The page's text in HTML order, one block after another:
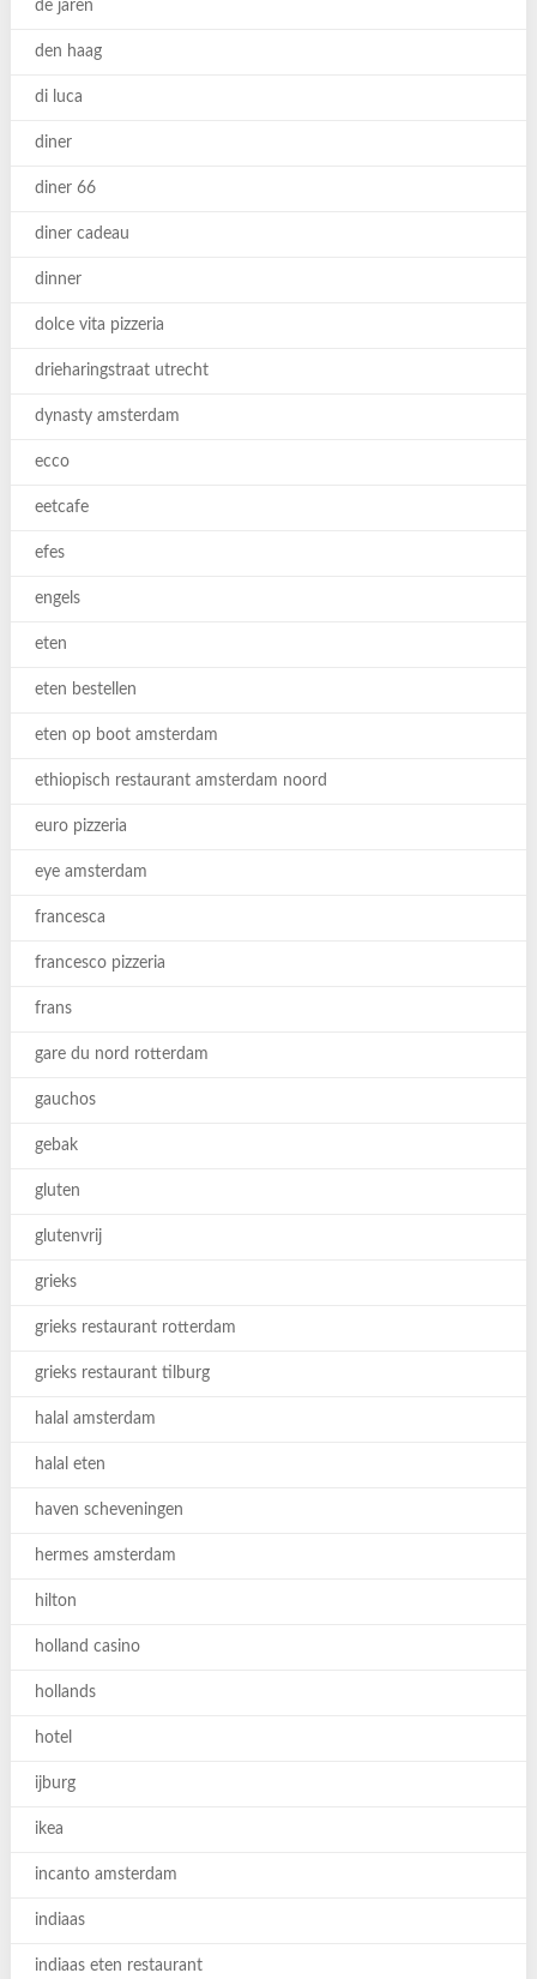
de jaren
den haag
di luca
diner
diner 66
diner cadeau
dinner
dolce vita pizzeria
drieharingstraat utrecht
dynasty amsterdam
ecco
eetcafe
efes
engels
eten
eten bestellen
eten op boot amsterdam
ethiopisch restaurant amsterdam noord
euro pizzeria
eye amsterdam
francesca
francesco pizzeria
frans
gare du nord rotterdam
gauchos
gebak
gluten
glutenvrij
grieks
grieks restaurant rotterdam
grieks restaurant tilburg
halal amsterdam
halal eten
haven scheveningen
hermes amsterdam
hilton
holland casino
hollands
hotel
ijburg
ikea
incanto amsterdam
indiaas
indiaas eten restaurant